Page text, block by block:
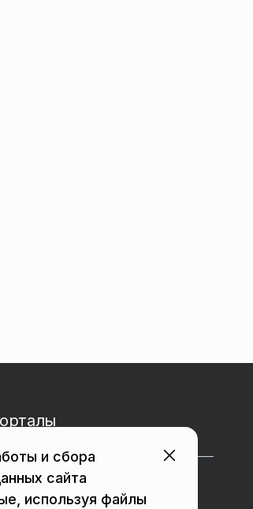
и сбора
сайта
используя файлы